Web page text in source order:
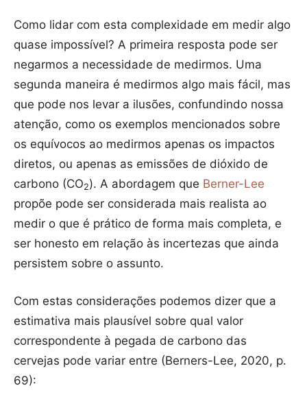
Como lidar com esta complexidade em medir algo
quase impossível? A primeira resposta pode ser
negarmos a necessidade de medirmos. Uma
segunda maneira é medirmos algo mais fácil, mas
que pode nos levar a ilusões, confundindo nossa
atenção, como os exemplos mencionados sobre
os equívocos ao medirmos apenas os impactos
diretos, ou apenas as emissões de dióxido de
carbono (CO2). A abordagem que Berner-Lee
propõe pode ser considerada mais realista ao
medir o que é prático de forma mais completa, e
ser honesto em relação às incertezas que ainda
persistem sobre o assunto.
Com estas considerações podemos dizer que a
estimativa mais plausível sobre qual valor
correspondente à pegada de carbono das
cervejas pode variar entre (Berners-Lee, 2020, p.
69):